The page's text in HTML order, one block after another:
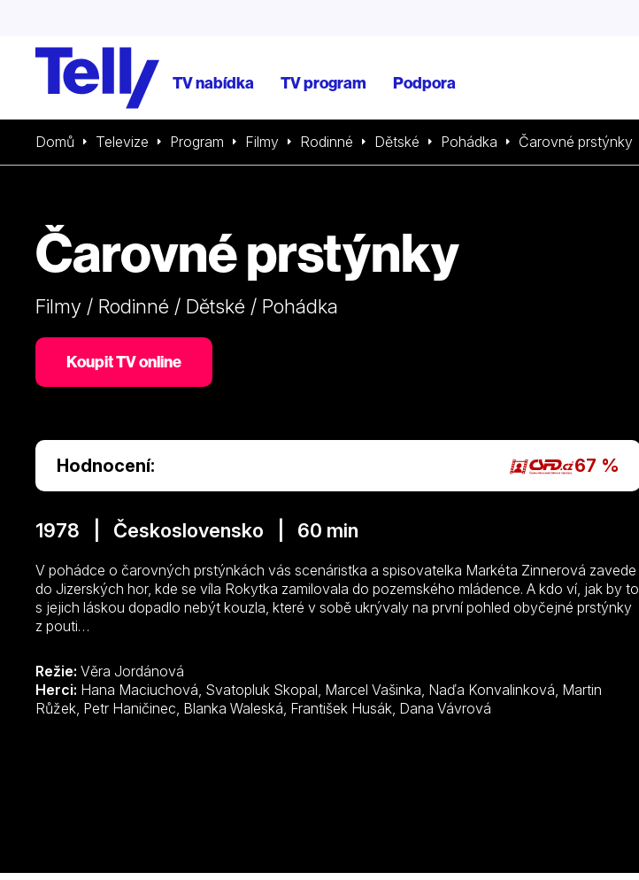
TV nabídka TV program Podpora
Domů Televize Program Filmy Rodinné Dětské Pohádka Čarovné prstýnky
Čarovné prstýnky
Filmy / Rodinné / Dětské / Pohádka
Koupit TV online
Hodnocení: 67 %
1978 | Československo | 60 min
V pohádce o čarovných prstýnkách vás scenáristka a spisovatelka Markéta Zinnerová zavede
do Jizerských hor, kde se víla Rokytka zamilovala do pozemského mládence. A kdo ví, jak by to
s jejich láskou dopadlo nebýt kouzla, které v sobě ukrývaly na první pohled obyčejné prstýnky
z pouti…
Režie: Věra Jordánová
Herci:
Růžek, Petr Haničinec, Blanka Waleská, František Husák, Dana Vávrová